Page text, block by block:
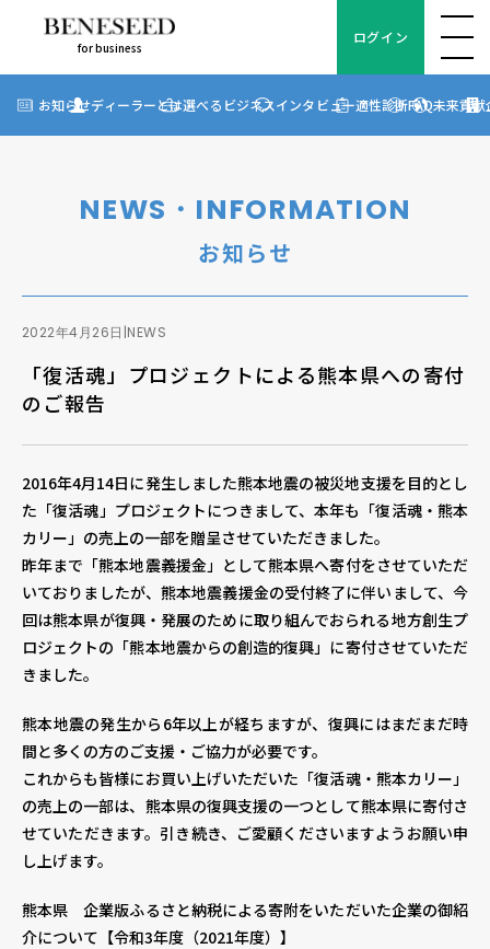
for business
お知らせ
ディーラーとは
FAQ
未来貢献
企業情報
ディーラー契約について
個人情報保護方針 個人情報の取り扱いについて
for business
ログイン
お知らせディーラーとは選べるビジネスインタビュー適性診断
? FAQ未来貢献
NEWS・INFORMATION
お知らせ
2022年4月26日 NEWS
「復活魂」プロジェクトによる熊本県への寄付
のご報告
2016年4月14日に発生しました熊本地震の被災地支援を目的とし
た「復活魂」プロジェクトにつきまして、本年も「復活魂・熊本
カリー」の売上の一部を贈呈させていただきました。
昨年まで「熊本地震義援金」として熊本県へ寄付をさせていただ
いておりましたが、熊本地震義援金の受付終了に伴いまして、今
回は熊本県が復興・発展のために取り組んでおられる地方創生プ
ロジェクトの「熊本地震からの創造的復興」に寄付させていただ
きました。
熊本地震の発生から6年以上が経ちますが、復興にはまだまだ時
間と多くの方のご支援・ご協力が必要です。
これからも皆様にお買い上げいただいた「復活魂・熊本カリー」
の売上の一部は、熊本県の復興支援の一つとして熊本県に寄付さ
せていただきます。引き続き、ご愛顧くださいますようお願い申
し上げます。
熊本県 企業版ふるさと納税による寄附をいただいた企業の御紹
介について【令和3年度（2021年度）】